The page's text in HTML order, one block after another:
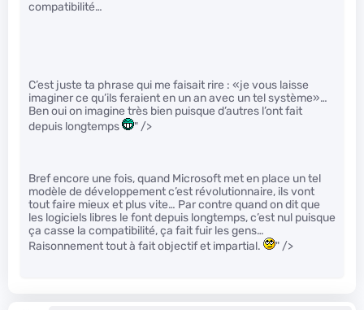
compatibilité…
C’est juste ta phrase qui me faisait rire : «je vous laisse
imaginer ce qu’ils feraient en un an avec un tel système»…
Ben oui on imagine très bien puisque d’autres l’ont fait
depuis longtemps
" />
Bref encore une fois, quand Microsoft met en place un tel
modèle de développement c’est révolutionnaire, ils vont
tout faire mieux et plus vite… Par contre quand on dit que
les logiciels libres le font depuis longtemps, c’est nul puisque
ça casse la compatibilité, ça fait fuir les gens…
Raisonnement tout à fait objectif et impartial.
" />